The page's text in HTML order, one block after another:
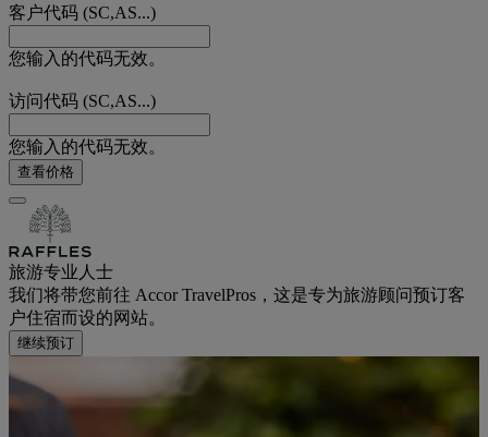
客户代码 (SC,AS...)
您输入的代码无效。
访问代码 (SC,AS...)
您输入的代码无效。
查看价格
旅游专业人士
我们将带您前往 Accor TravelPros，这是专为旅游顾问预订客
户住宿而设的网站。
继续预订